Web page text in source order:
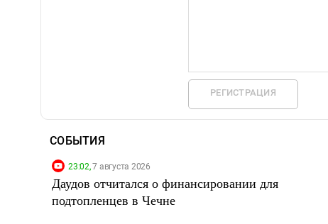
РЕГИСТРАЦИЯ
СОБЫТИЯ
23:02,7 августа 2026
Даудов отчитался о финансировании для
подтопленцев в Чечне